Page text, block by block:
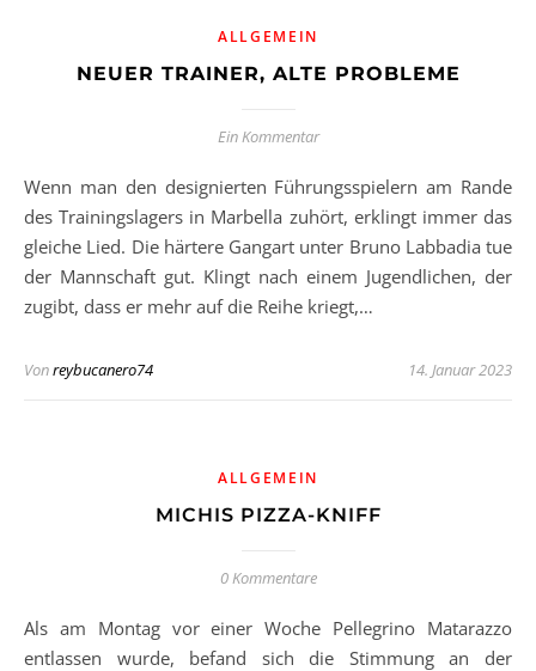
ALLGEMEIN
NEUER TRAINER, ALTE PROBLEME
Ein Kommentar
Wenn man den designierten Führungsspielern am Rande
des Trainingslagers in Marbella zuhört, erklingt immer das
gleiche Lied. Die härtere Gangart unter Bruno Labbadia tue
der Mannschaft gut. Klingt nach einem Jugendlichen, der
zugibt, dass er mehr auf die Reihe kriegt,…
Vonreybucanero74 14. Januar 2023
ALLGEMEIN
MICHIS PIZZA-KNIFF
0 Kommentare
Als am Montag vor einer Woche Pellegrino Matarazzo
entlassen wurde, befand sich die Stimmung an der